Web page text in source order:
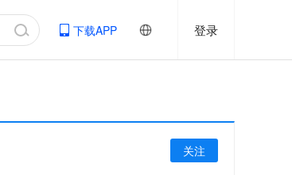
下载APP 登录
关注